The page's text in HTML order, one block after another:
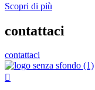
Scopri di più
contattaci
contattaci
